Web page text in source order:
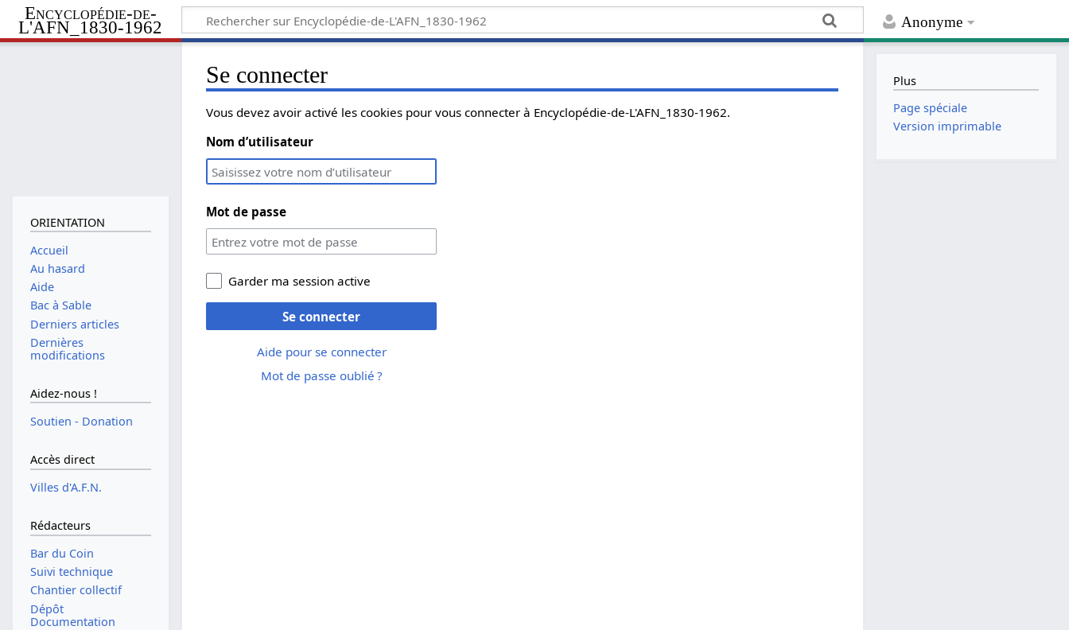
Anonyme
Encyclopédie-de-
L'AFN_1830-1962
Se connecter
Vous devez avoir activé les cookies pour vous connecter à Encyclopédie-de-L'AFN_1830-1962.
Nom d’utilisateur
Mot de passe
Garder ma session active
Se connecter
Aide pour se connecter
Mot de passe oublié ?
ORIENTATION
Accueil
Au hasard
Aide
Bac à Sable
Derniers articles
Dernières
modifications
Aidez-nous !
Soutien - Donation
Accès direct
Villes d'A.F.N.
Rédacteurs
Bar du Coin
Suivi technique
Chantier collectif
Dépôt
Documentation
Plus
Page spéciale
Version imprimable